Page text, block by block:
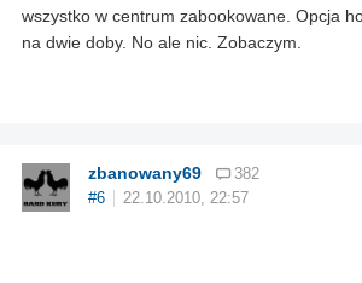
wszystko w centrum zabookowane. Opcja
na dwie doby. No ale nic. Zobaczym.
zbanowany69
382
#6
22.10.2010, 22:57